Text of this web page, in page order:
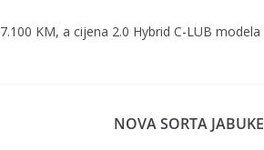
KM, a cijena 2.0 Hybrid C-LUB modela
NOVA SORTA JABUKE